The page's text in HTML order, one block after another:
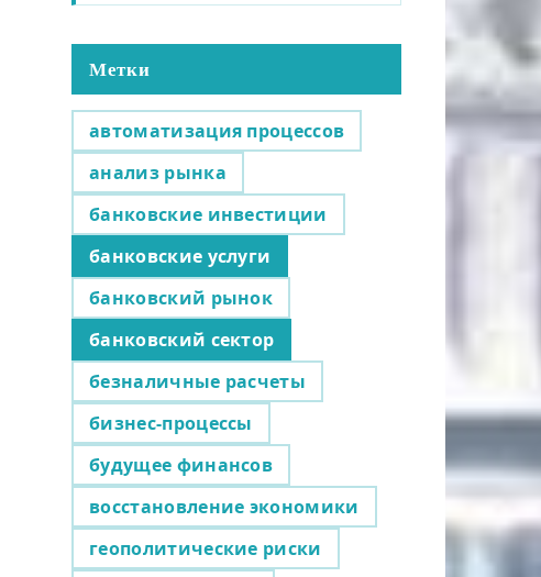
Метки
автоматизация процессов
анализ рынка
банковские инвестиции
банковские услуги
банковский рынок
банковский сектор
безналичные расчеты
бизнес-процессы
будущее финансов
восстановление экономики
геополитические риски